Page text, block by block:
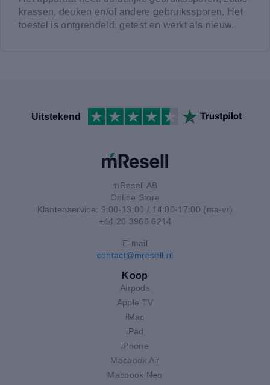
krassen, deuken en/of andere gebruikssporen. Het
toestel is ontgrendeld, getest en werkt als nieuw.
Uitstekend
mResell AB
Online Store
Klantenservice: 9:00-13:00 / 14:00-17:00 (ma-vr)
+44 20 3966 6214
E-mail
contact@mresell.nl
Koop
Airpods
Apple TV
iMac
iPad
iPhone
Macbook Air
Macbook Neo